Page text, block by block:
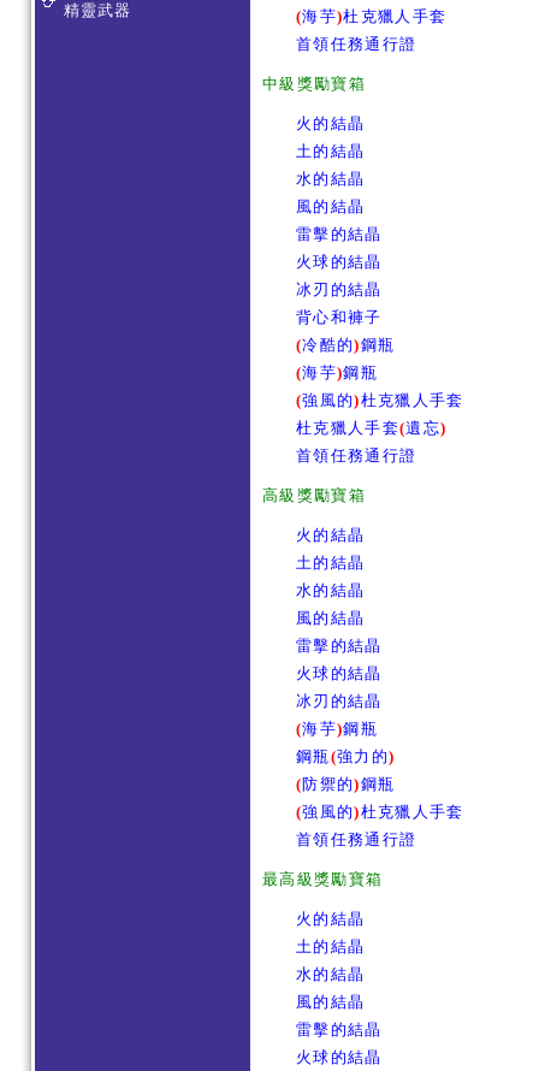
精靈武器
(海芋)杜克獵人手套
首領任務通行證
中級獎勵寶箱
火的結晶
土的結晶
水的結晶
風的結晶
雷擊的結晶
火球的結晶
冰刃的結晶
背心和褲子
(冷酷的)鋼瓶
(海芋)鋼瓶
(強風的)杜克獵人手套
杜克獵人手套(遺忘)
首領任務通行證
高級獎勵寶箱
火的結晶
土的結晶
水的結晶
風的結晶
雷擊的結晶
火球的結晶
冰刃的結晶
(海芋)鋼瓶
鋼瓶(強力的)
(防禦的)鋼瓶
(強風的)杜克獵人手套
首領任務通行證
最高級獎勵寶箱
火的結晶
土的結晶
水的結晶
風的結晶
雷擊的結晶
火球的結晶